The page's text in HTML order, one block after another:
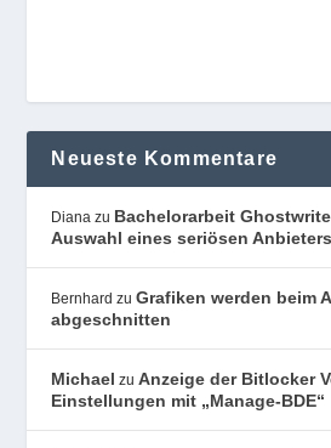
Neueste Kommentare
Diana zu Bachelorarbeit
Auswahl eines seriösen Anbieters
Bernhard zuGrafiken werden beim
abgeschnitten
Michael zuAnzeige der Bitlocker
Einstellungen mit „Manage-BDE“